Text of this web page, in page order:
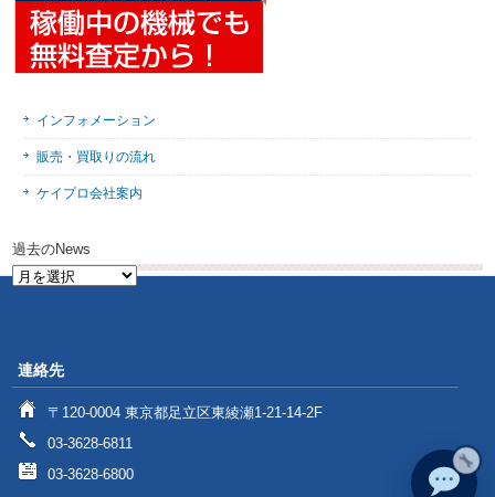
インフォメーション
販売・買取りの流れ
ケイプロ会社案内
過去のNews
過
連絡先
〒120-0004 東京都足立区東綾瀬1-21-14-2F
03-3628-6811
03-3628-6800